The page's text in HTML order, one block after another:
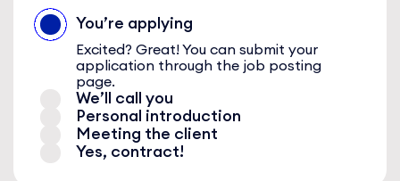
You’re applying
Excited? Great! You can submit your
application through the job posting
page.
We’ll call you
Personal introduction
Meeting the client
Yes, contract!